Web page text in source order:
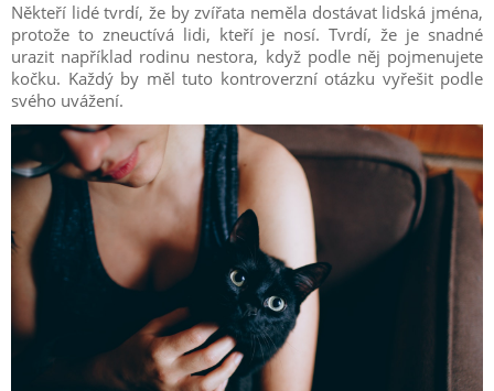
Někteří lidé tvrdí, že by zvířata neměla dostávat lidská jména,
protože to zneuctívá lidi, kteří je nosí. Tvrdí, že je snadné
urazit například rodinu nestora, když podle něj pojmenujete
kočku. Každý by měl tuto kontroverzní otázku vyřešit podle
svého uvážení.